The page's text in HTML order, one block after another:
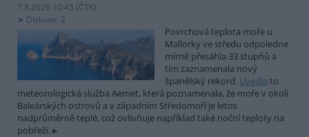
7.8.2026 10:45 (ČTK)
Diskuse: 2
Povrchová teplota moře u
Mallorky ve středu odpoledne
mírně přesáhla 33 stupňů a
tím zaznamenala nový
španělský rekord. Uvedla to
meteorologická služba Aemet, která poznamenala, že moře v okolí
Baleárských ostrovů a v západním Středomoří je letos
nadprůměrně teplé, což ovlivňuje například také noční teploty na
pobřeží.